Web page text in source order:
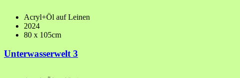
Acryl+Öl auf Leinen
2024
80 x 105cm
Unterwasserwelt 3